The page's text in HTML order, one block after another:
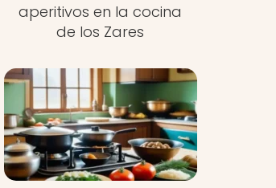
aperitivos en la cocina
de los Zares